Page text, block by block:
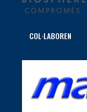
COL·LABOREN